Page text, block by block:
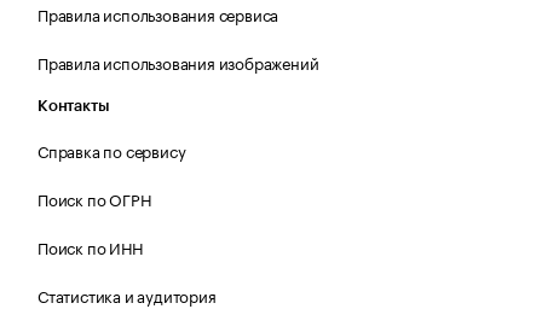
Правила использования сервиса
Правила использования изображений
Контакты
Справка по сервису
Поиск по ОГРН
Поиск по ИНН
Статистика и аудитория